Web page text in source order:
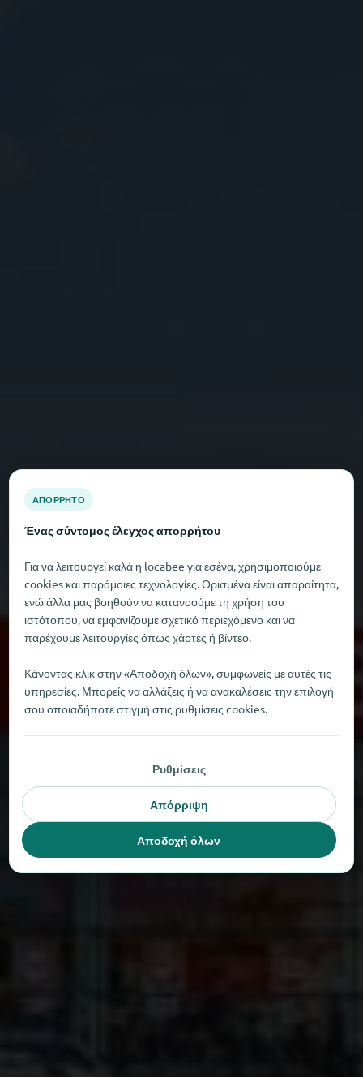
ΑΠΌΡΡΗΤΟ
Ένας σύντομος έλεγχος απορρήτου
Για να λειτουργεί καλά η locabee για εσένα, χρησιμοποιούμε
cookies και παρόμοιες τεχνολογίες. Ορισμένα είναι απαραίτητα,
ενώ άλλα μας βοηθούν να κατανοούμε τη χρήση του
ιστότοπου, να εμφανίζουμε σχετικό περιεχόμενο και να
παρέχουμε λειτουργίες όπως χάρτες ή βίντεο.
Κάνοντας κλικ στην «Αποδοχή όλων», συμφωνείς με αυτές τις
υπηρεσίες. Μπορείς να αλλάξεις ή να ανακαλέσεις την επιλογή
σου οποιαδήποτε στιγμή στις ρυθμίσεις cookies.
Ρυθμίσεις
Απόρριψη
Αποδοχή όλων